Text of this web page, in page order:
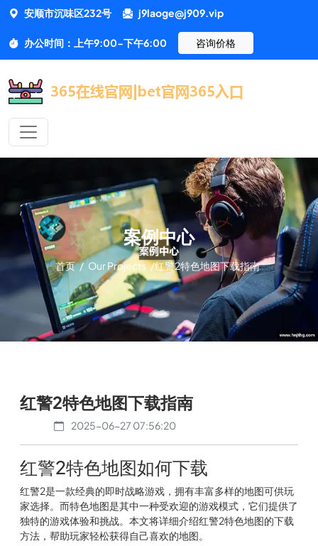
安顺市沉味区232号 j9laoge@j909.vip
办公时间：上午9:00-下午6:00 咨询价格
案例中心
首页 / Our Projects /红警2特色地图下载指南
红警2特色地图下载指南
2025-06-27 07:56:20
红警2特色地图如何下载
红警2是一款经典的即时战略游戏，拥有丰富多样的地图可供玩
家选择。而特色地图是其中一种受欢迎的游戏模式，它们提供了
独特的游戏体验和挑战。本文将详细介绍红警2特色地图的下载
方法，帮助玩家轻松获得自己喜欢的地图。